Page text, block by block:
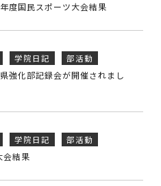
度国民スポーツ大会結果
学院日記 部活動
強化部記録会が開催されまし
学院日記 部活動
結果